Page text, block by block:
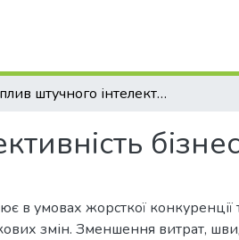
Вплив штучного інтелекту на ефективність бізнесу
в умовах жорсткої конкуренції
змін. Зменшення витрат,